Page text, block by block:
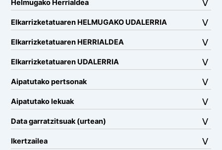
Helmugako Herrialdea
Elkarrizketatuaren HELMUGAKO UDALERRIA
Elkarrizketatuaren HERRIALDEA
Elkarrizketatuaren UDALERRIA
Aipatutako pertsonak
Aipatutako lekuak
Data garratzitsuak (urtean)
Ikertzailea